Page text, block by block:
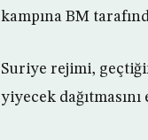
kampına BM
Suriye rejimi,
yiyecek